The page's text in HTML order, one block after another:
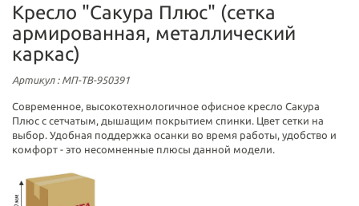
Кресло "Сакура Плюс" (сетка
армированная, металлический
каркас)
Артикул: МП-ТВ-950391
Современное, высокотехнологичное офисное кресло Сакура
Плюс с сетчатым, дышащим покрытием спинки. Цвет сетки на
выбор. Удобная поддержка осанки во время работы, удобство и
комфорт - это несомненные плюсы данной модели.